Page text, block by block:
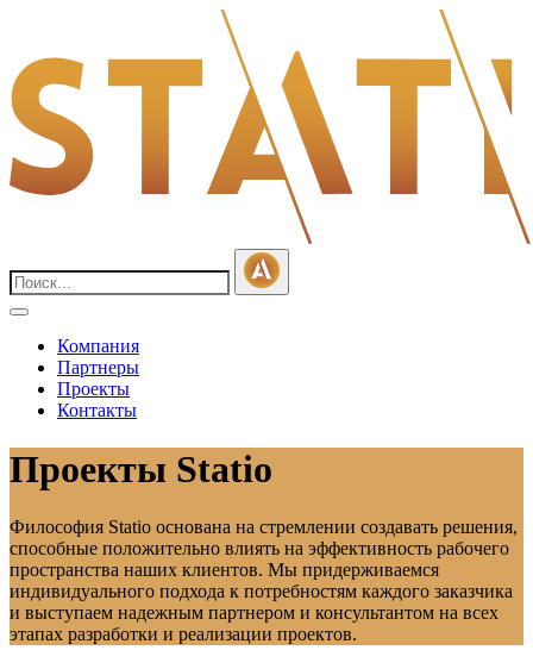
Компания
Партнеры
Проекты
Контакты
Проекты Statio
Философия Statio основана на стремлении создавать решения,
способные положительно влиять на эффективность рабочего
пространства наших клиентов. Мы придерживаемся
индивидуального подхода к потребностям каждого заказчика
и выступаем надежным партнером и консультантом на всех
этапах разработки и реализации проектов.